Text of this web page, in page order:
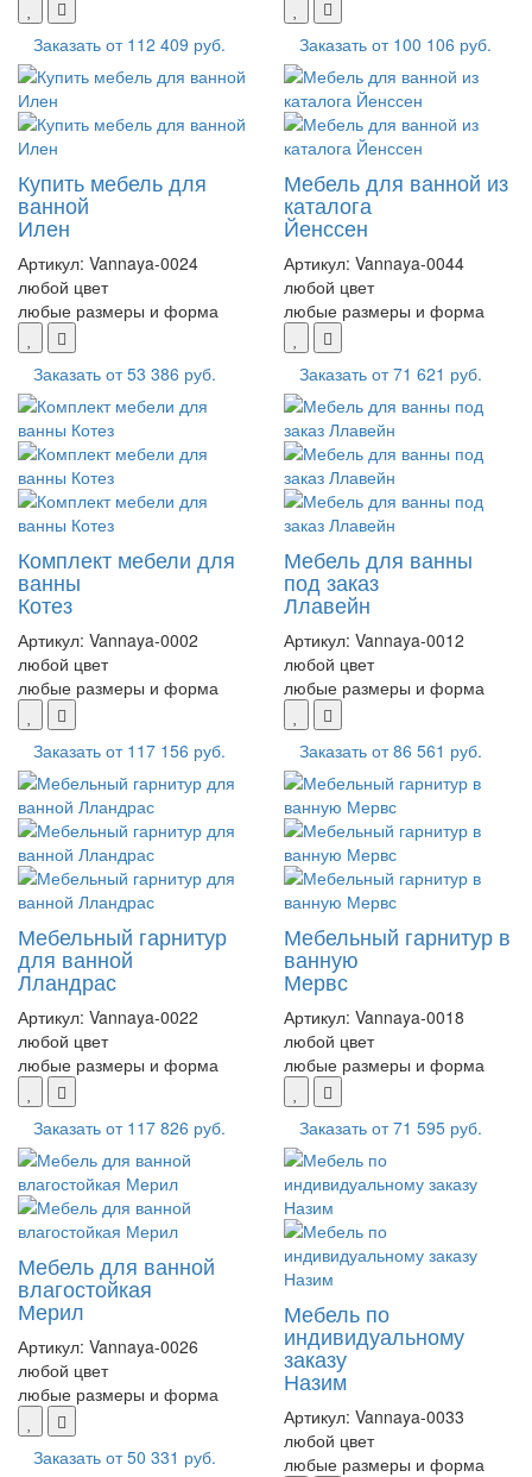
Заказать от 112 409 руб. Заказать от 100 106 руб.
Купить мебель для
ванной
Илен
Артикул: Vannaya-0024
любой цвет
любые размеры и форма
Заказать от53 386 руб.
Мебель для ванной из
каталога
Йенссен
Артикул: Vannaya-0044
любой цвет
любые размеры и форма
Заказать от71 621 руб.
Комплект мебели для
ванны
Котез
Артикул: Vannaya-0002
любой цвет
любые размеры и форма
Заказать от 117 156 руб.
Мебель для ванны
под заказ
Ллавейн
Артикул: Vannaya-0012
любой цвет
любые размеры и форма
Заказать от86 561 руб.
Мебельный гарнитур
для ванной
Лландрас
Артикул: Vannaya-0022
любой цвет
любые размеры и форма
Заказать от 117 826 руб.
Мебельный гарнитур в
ванную
Мервс
Артикул: Vannaya-0018
любой цвет
любые размеры и форма
Заказать от71 595 руб.
Мебель для ванной
влагостойкая
Мерил
Артикул: Vannaya-0026
любой цвет
любые размеры и форма
Заказать от50 331 руб.
Мебель по
индивидуальному
заказу
Назим
Артикул: Vannaya-0033
любой цвет
любые размеры и форма